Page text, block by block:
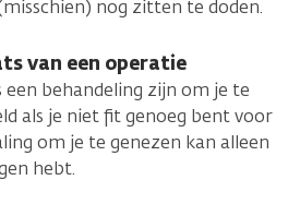
nog zitten te doden.
van een operatie
een behandeling zijn om je te
als je niet fit genoeg bent voor
om je te genezen kan alleen
hebt.